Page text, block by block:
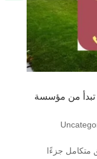
تبدأ من مؤسسة
متكامل جزءًا